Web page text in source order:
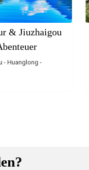
& Jiuzhaigou
- Huanglong -